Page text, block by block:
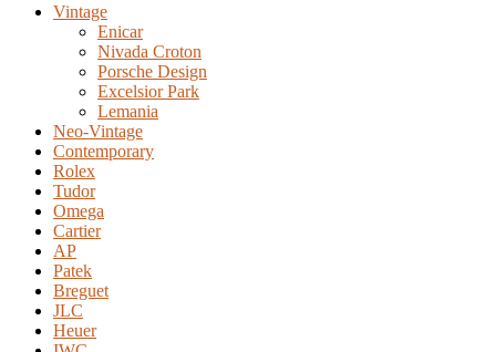
Vintage
Enicar
Nivada Croton
Porsche Design
Excelsior Park
Lemania
Neo-Vintage
Contemporary
Rolex
Tudor
Omega
Cartier
AP
Patek
Breguet
JLC
Heuer